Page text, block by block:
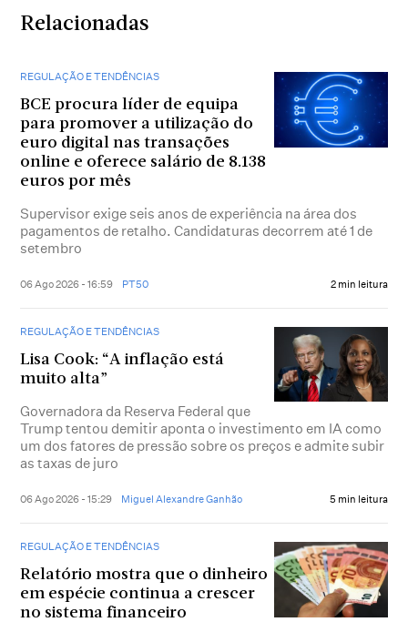
Relacionadas
REGULAÇÃO E TENDÊNCIAS
BCE procura líder de equipa
para promover a utilização do
euro digital nas transações
online e oferece salário de 8.138
euros por mês
Supervisor exige seis anos de experiência na área dos
pagamentos de retalho. Candidaturas decorrem até 1 de
setembro
06 Ago 2026 - 16:59 PT50 2 min leitura
REGULAÇÃO E TENDÊNCIAS
Lisa Cook: “A inflação está
muito alta”
Governadora da Reserva Federal que
Trump tentou demitir aponta o investimento em IA como
um dos fatores de pressão sobre os preços e admite subir
as taxas de juro
06 Ago 2026 - 15:29 Miguel Alexandre Ganhão 5 min leitura
REGULAÇÃO E TENDÊNCIAS
Relatório mostra que o dinheiro
em espécie continua a crescer
no sistema financeiro